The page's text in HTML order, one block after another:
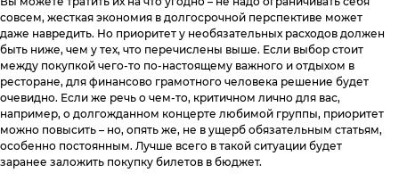
совсем, жесткая экономия в долгосрочной перспективе может
даже навредить. Но приоритет у необязательных расходов должен
быть ниже, чем у тех, что перечислены выше. Если выбор стоит
между покупкой чего-то по-настоящему важного и отдыхом в
ресторане, для финансово грамотного человека решение будет
очевидно. Если же речь о чем-то, критичном лично для вас,
например, о долгожданном концерте любимой группы, приоритет
можно повысить – но, опять же, не в ущерб обязательным статьям,
особенно постоянным. Лучше всего в такой ситуации будет
заранее заложить покупку билетов в бюджет.